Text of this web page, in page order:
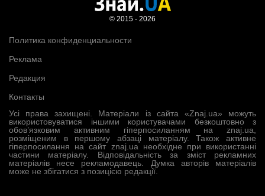
Усі права захищені. Матеріали із сайта «Znaj.ua» можуть
використовуватися іншими користувачами безкоштовно з
обов’язковим активним гіперпосиланням на znaj.ua,
розміщеним в першому абзаці матеріалу. Також активне
гіперпосилання на сайт znaj.ua необхідне при використанні
частини матеріалу. Відповідальність за зміст рекламних
матеріалів несе рекламодавець. Думка авторів матеріалів
може не збігатися з позицією редакції.
Политика конфиденциальности
Реклама
Редакция
Контакты
© 2015 - 2026